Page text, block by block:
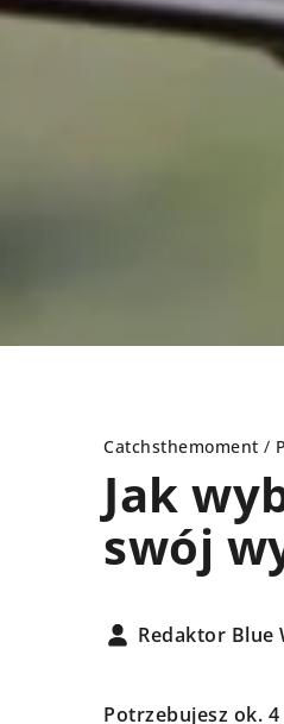
Catchsthemoment /
Jak
swój
Redaktor Blue
Potrzebujesz ok.